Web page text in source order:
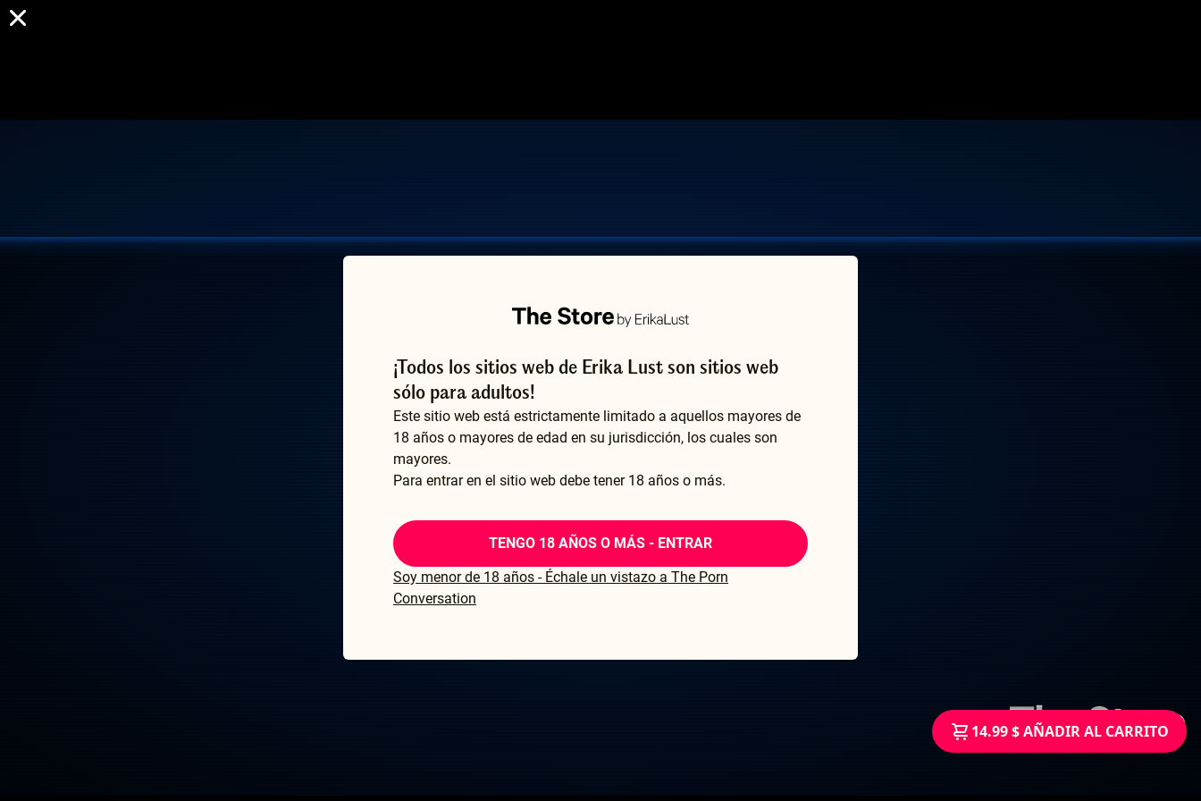
14.99 $ AÑADIR AL CARRITO
ERROR204
THIS CONTENT IS CURRENTLY UNAVAILABLE
¡Todos los sitios web de Erika Lust son sitios web
sólo para adultos!
Este sitio web está estrictamente limitado a aquellos mayores de
18 años o mayores de edad en su jurisdicción, los cuales son
mayores.
Para entrar en el sitio web debe tener 18 años o más.
TENGO 18 AÑOS O MÁS - ENTRAR
Soy menor de 18 años - Échale un vistazo a The Porn
Conversation